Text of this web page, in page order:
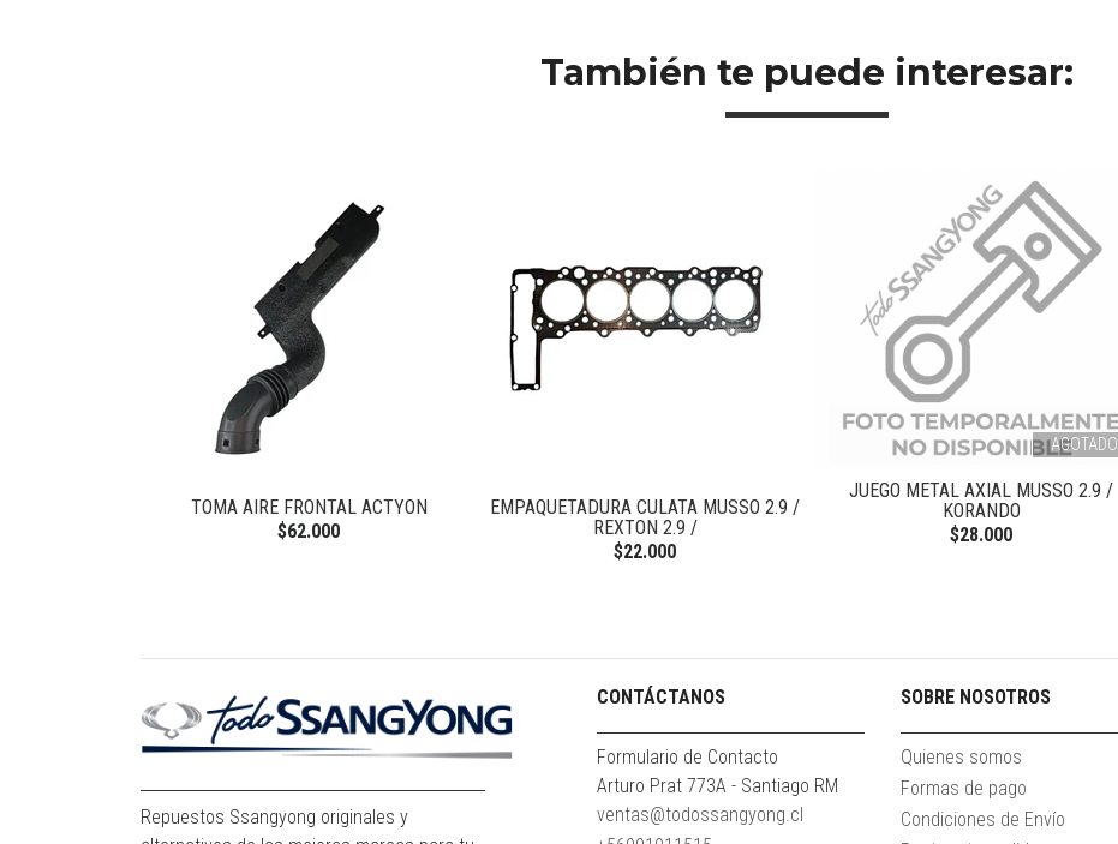
También te puede interesar:
TOMA AIRE FRONTAL ACTYON
$62.000
EMPAQUETADURA CULATA MUSSO 2.9 /
REXTON 2.9 /
$22.000
AGOTADO
JUEGO METAL AXIAL MUSSO 2.9 /
KORANDO
$28.000
Repuestos Ssangyong originales y
CONTÁCTANOS
Formulario de Contacto
Arturo Prat 773A - Santiago RM
ventas@todossangyong.cl
SOBRE NOSOTROS
Quienes somos
Formas de pago
Condiciones de Envío